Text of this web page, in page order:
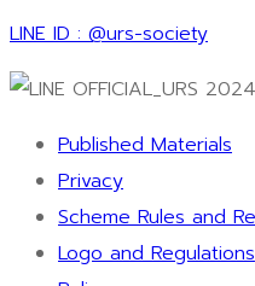
LINE ID : @urs-society
Published Materials
Privacy
Scheme Rules and
Logo and Regulations